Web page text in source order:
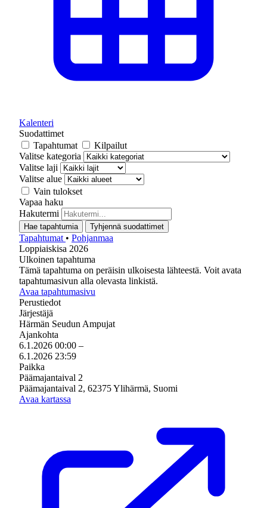
Kalenteri
Suodattimet
Tapahtumat
Kilpailut
Valitse kategoria
Valitse laji
Valitse alue
Vain tulokset
Vapaa haku
Hakutermi
Hae tapahtumia Tyhjennä suodattimet
Tapahtumat • Pohjanmaa
Loppiaiskisa 2026
Ulkoinen tapahtuma
Tämä tapahtuma on peräisin ulkoisesta lähteestä. Voit avata
tapahtumasivun alla olevasta linkistä.
Avaa tapahtumasivu
Perustiedot
Järjestäjä
Härmän Seudun Ampujat
Ajankohta
6.1.2026 00:00 –
6.1.2026 23:59
Paikka
Päämajantaival 2
Päämajantaival 2, 62375 Ylihärmä, Suomi
Avaa kartassa